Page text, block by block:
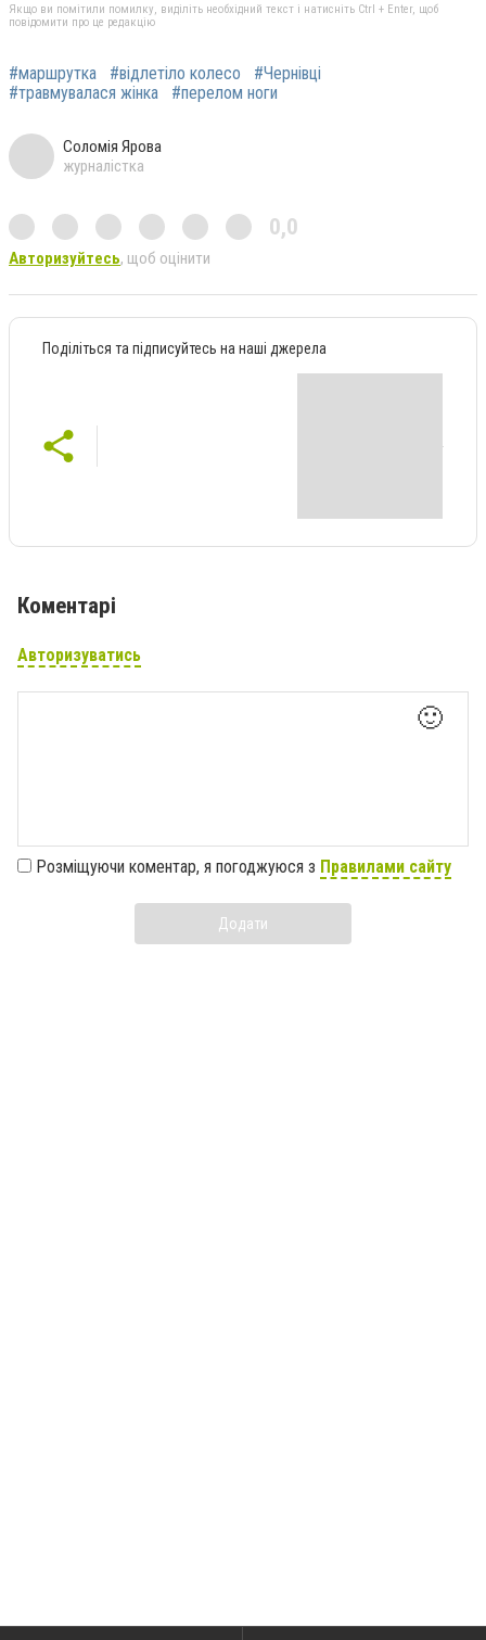
Якщо ви помітили помилку, виділіть необхідний текст і натисніть Ctrl + Enter, щоб
повідомити про це редакцію
#маршрутка #відлетіло колесо
#Чернівці
#травмувалася жінка
#перелом ноги
Соломія Ярова
журналістка
0,0
Авторизуйтесь, щоб оцінити
Поділіться та підписуйтесь на наші джерела
Коментарі
Авторизуватись
🙂
Розміщуючи коментар, я погоджуюся з Правилами сайту
Додати